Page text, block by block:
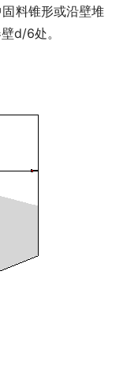
料锥形或沿壁堆
d/6处。